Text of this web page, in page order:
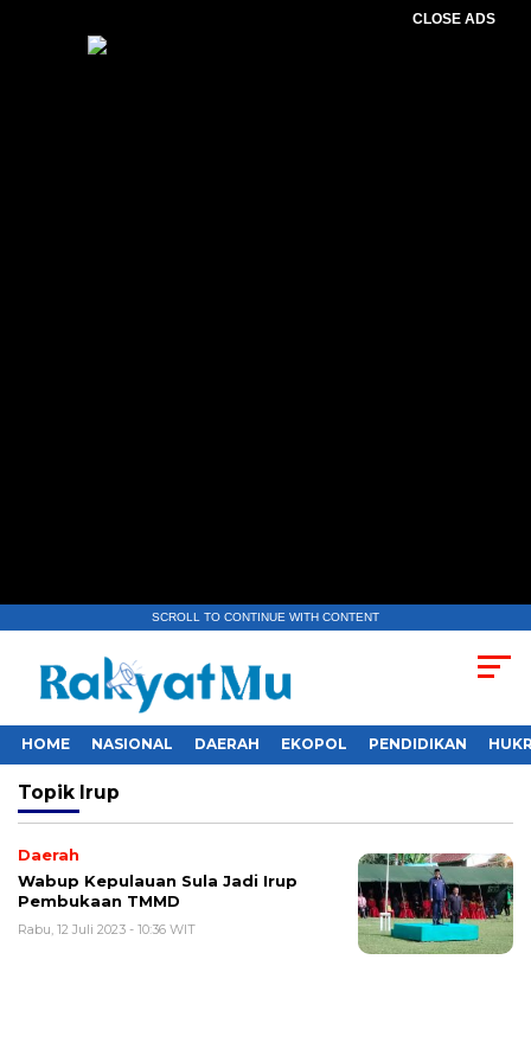
CLOSE ADS
SCROLL TO CONTINUE WITH CONTENT
HOME NASIONAL DAERAH EKOPOL PENDIDIKAN
Topik Irup
Daerah
Wabup Kepulauan Sula Jadi Irup
Pembukaan TMMD
Rabu, 12 Juli 2023 - 10:36 WIT